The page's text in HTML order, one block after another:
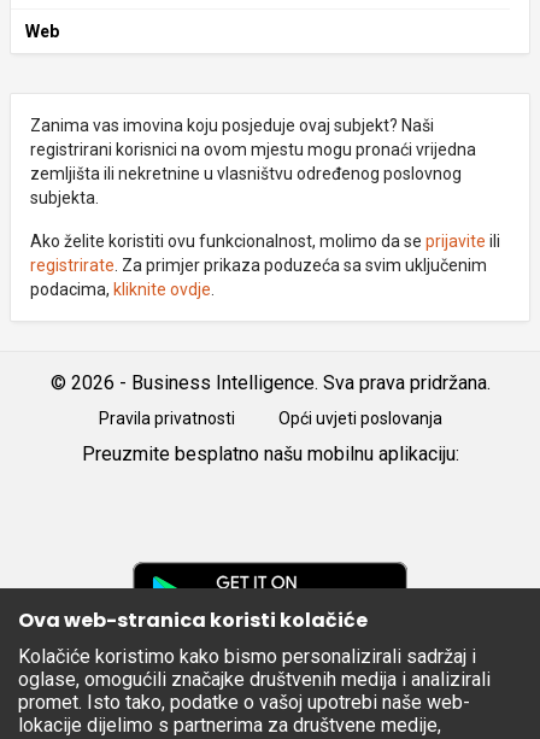
Web
Zanima vas imovina koju posjeduje ovaj subjekt? Naši
registrirani korisnici na ovom mjestu mogu pronaći vrijedna
zemljišta ili nekretnine u vlasništvu određenog poslovnog
subjekta.
Ako želite koristiti ovu funkcionalnost, molimo da se prijavite ili
registrirate . Za primjer prikaza poduzeća sa svim uključenim
podacima, kliknite ovdje
© 2026 - Business Intelligence. Sva prava pridržana.
Pravila privatnosti Opći uvjeti poslovanja
Preuzmite besplatno našu mobilnu aplikaciju:
Apple
Store
Ova web-stranica koristi kolačiće
Kolačiće koristimo kako bismo personalizirali sadržaj i
oglase, omogućili značajke društvenih medija i analizirali
promet. Isto tako, podatke o vašoj upotrebi naše web-
lokacije dijelimo s partnerima za društvene medije,